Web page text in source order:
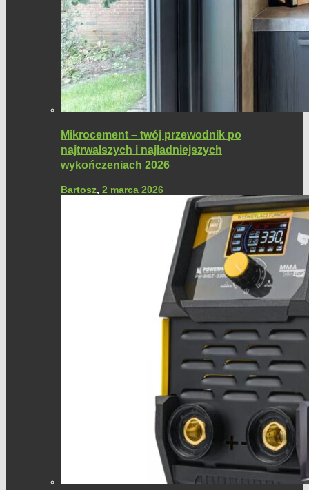
Mikrocement – twój przewodnik po
najtrwalszych i najładniejszych
wykończeniach 2026
Bartosz, 2 marca 2026